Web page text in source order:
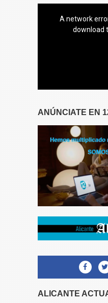
A network
download
ANÚNCIATE EN
ALICANTE